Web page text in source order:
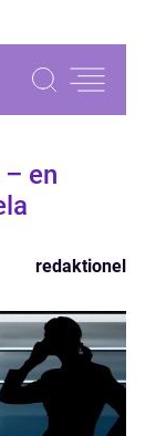
en
redaktionel